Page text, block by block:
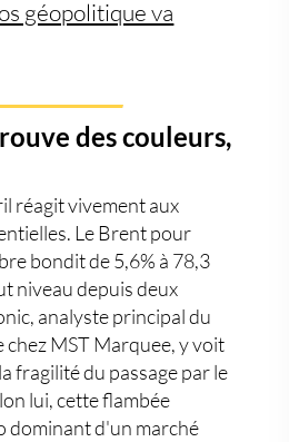
géopolitique va
des couleurs,
réagit vivement aux
Le Brent pour
bondit de 5,6% à 78,3
niveau depuis deux
analyste principal du
MST Marquee, y voit
fragilité du passage par le
lui, cette flambée
dominant d'un marché